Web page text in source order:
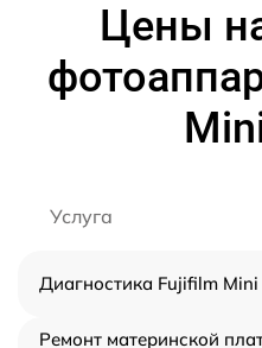
Цены
Услуга
Диагностика Fujifilm Mini
Ремонт материнской